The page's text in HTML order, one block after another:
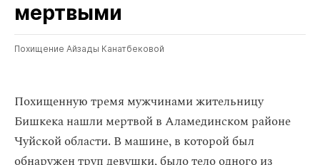
мертвыми
Похищение Айзады Канатбековой
Похищенную тремя мужчинами жительницу
Бишкека нашли мертвой в Аламединском районе
Чуйской области. В машине, в которой был